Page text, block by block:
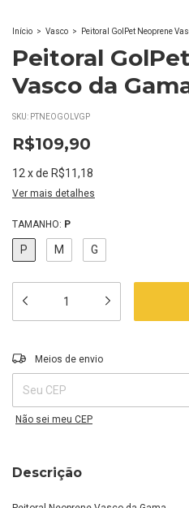
Início > Vasco > Peitoral GolPet Neoprene
Peitoral
Vasco da
SKU: PTNEOGOLVGP
R$109,90
12 xde R$11,18
Ver mais detalhes
TAMANHO: P
P M G
Entregas para o CEP:
Meios de envio
Não sei meu CEP
Descrição